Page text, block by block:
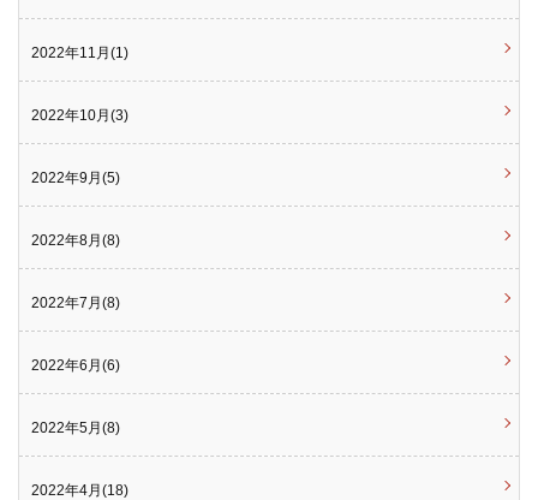
2022年11月(1)
2022年10月(3)
2022年9月(5)
2022年8月(8)
2022年7月(8)
2022年6月(6)
2022年5月(8)
2022年4月(18)